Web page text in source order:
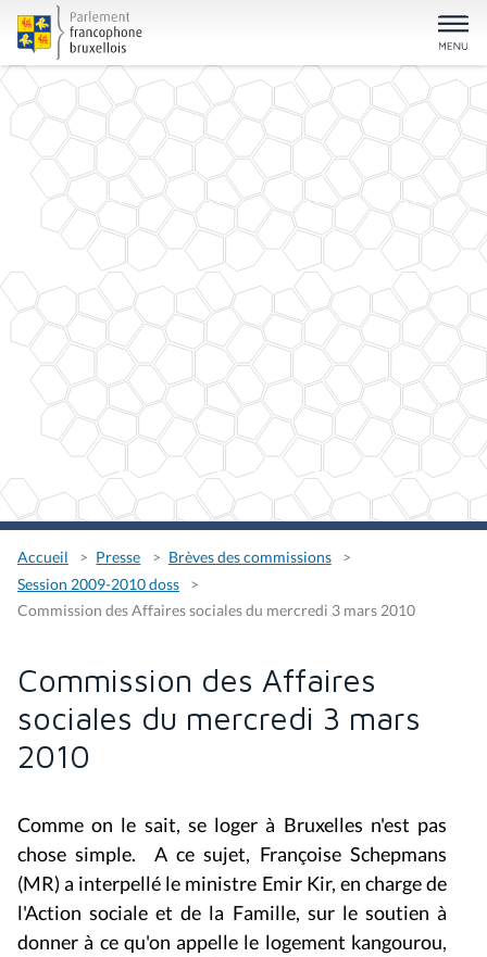
Accueil Presse
Brèves des commissions
Session 2009-2010 doss
Commission des Affaires sociales du mercredi 3 mars 2010
Commission des Affaires
sociales du mercredi 3 mars
2010
Comme on le sait, se loger à Bruxelles n'est pas
chose simple. A ce sujet, Françoise Schepmans
(MR) a interpellé le ministre Emir Kir, en charge de
l'Action sociale et de la Famille, sur le soutien à
donner à ce qu'on appelle le logement kangourou,